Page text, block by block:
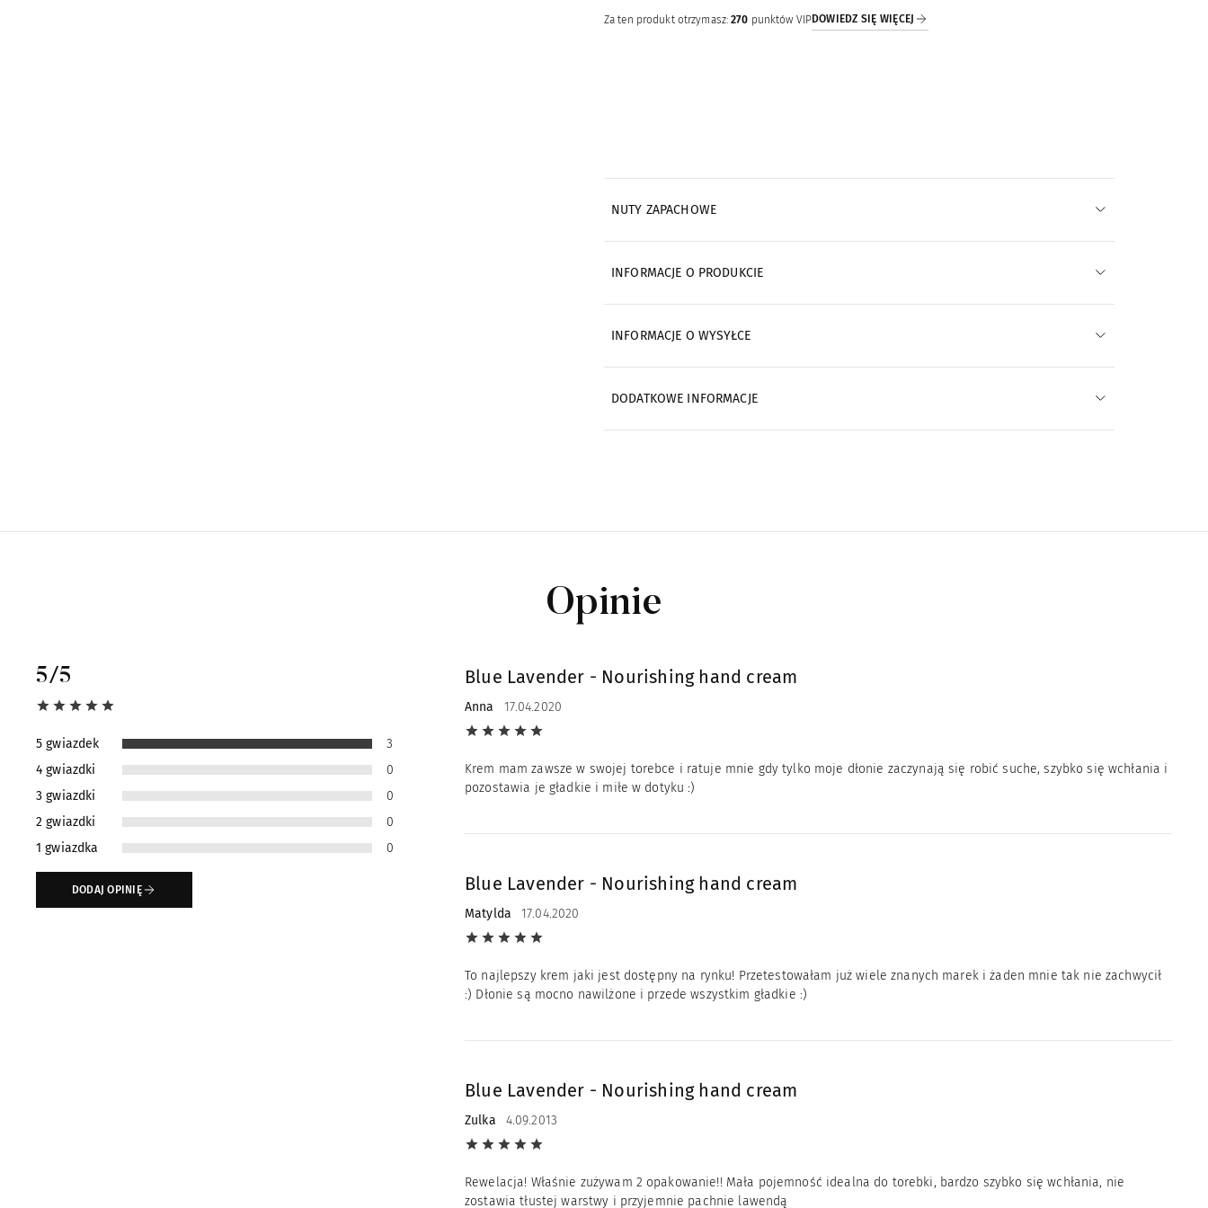
Za ten produkt otrzymasz:270 punktów VIPDOWIEDZ SIĘ WIĘCEJ
NUTY ZAPACHOWE
INFORMACJE O PRODUKCIE
INFORMACJE O WYSYŁCE
DODATKOWE INFORMACJE
Opinie
5/5
5 gwiazdek
3
4 gwiazdki
0
3 gwiazdki
0
2 gwiazdki
0
1 gwiazdka
0
DODAJ OPINIĘ
Blue Lavender - Nourishing hand cream
Anna 17.04.2020
Krem mam zawsze w swojej torebce i ratuje mnie gdy tylko moje dłonie zaczynają się robić suche, szybko się wchłania i
pozostawia je gładkie i miłe w dotyku :)
Blue Lavender - Nourishing hand cream
Matylda 17.04.2020
To najlepszy krem jaki jest dostępny na rynku! Przetestowałam już wiele znanych marek i żaden mnie tak nie zachwycił
:) Dłonie są mocno nawilżone i przede wszystkim gładkie :)
Blue Lavender - Nourishing hand cream
Zulka 4.09.2013
Rewelacja! Właśnie zużywam 2 opakowanie!! Mała pojemność idealna do torebki, bardzo szybko się wchłania, nie
zostawia tłustej warstwy i przyjemnie pachnie lawendą